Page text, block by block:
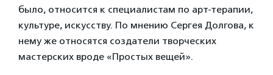
было, относится к специалистам по арт-терапии,
культуре, искусству. По мнению Сергея Долгова, к
нему же относятся создатели творческих
мастерских вроде «Простых вещей».